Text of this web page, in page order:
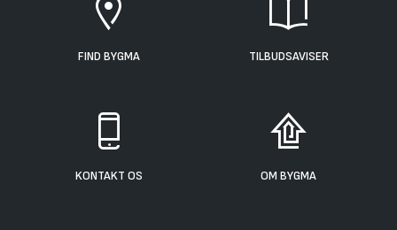
FIND BYGMA TILBUDSAVISER
KONTAKT OS OM BYGMA